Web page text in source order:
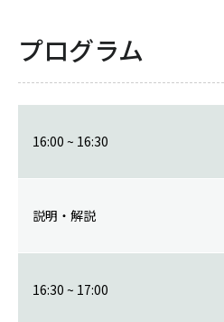
プログラム
16:00 ~ 16:30
説明・解説
16:30 ~ 17:00